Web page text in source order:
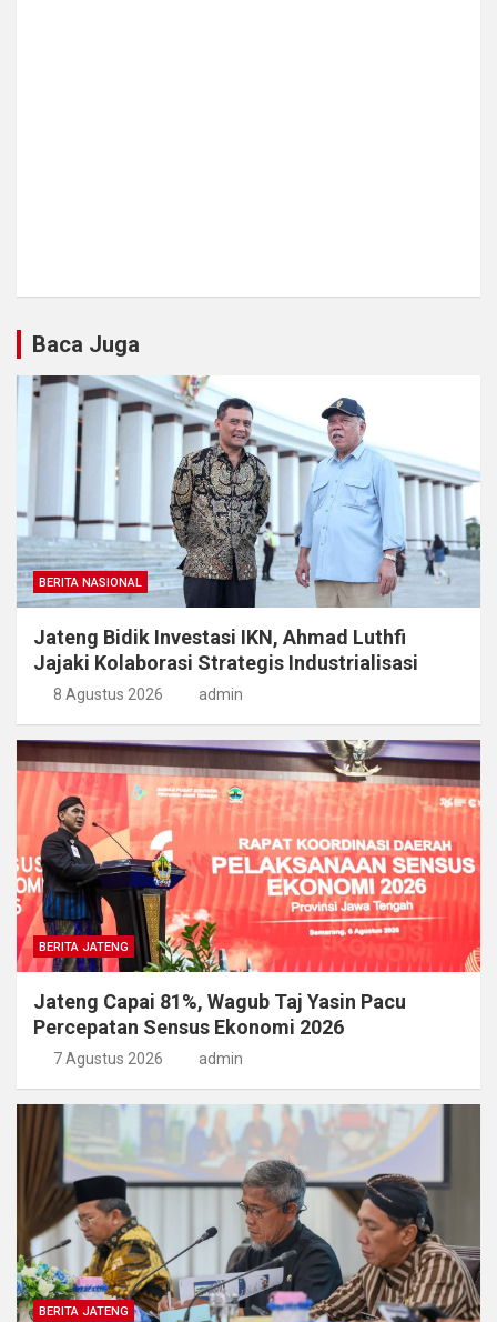
Baca Juga
BERITA NASIONAL
Jateng Bidik Investasi IKN, Ahmad Luthfi
Jajaki Kolaborasi Strategis Industrialisasi
8 Agustus 2026 admin
BERITA JATENG
Jateng Capai 81%, Wagub Taj Yasin Pacu
Percepatan Sensus Ekonomi 2026
7 Agustus 2026 admin
BERITA JATENG